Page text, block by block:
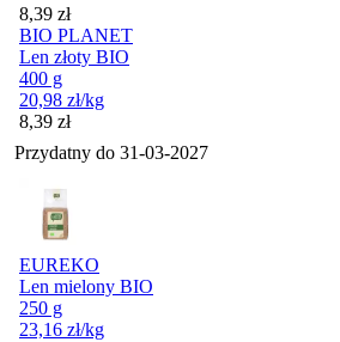
Cena
8,39 zł
BIO PLANET
Len złoty BIO
400 g
20,98 zł/kg
Cena
8,39 zł
Przydatny do 31-03-2027
EUREKO
Len mielony BIO
250 g
23,16 zł/kg